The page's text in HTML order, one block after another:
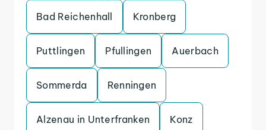
Bad Reichenhall Kronberg
Puttlingen Pfullingen Auerbach
Sommerda Renningen
Alzenau in Unterfranken Konz